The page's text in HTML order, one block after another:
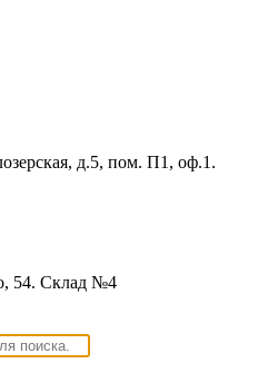
д.5, пом. П1, оф.1.
54. Склад №4